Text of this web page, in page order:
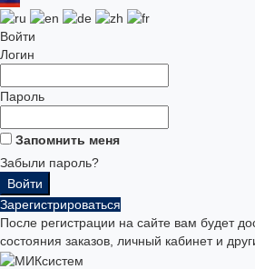
Войти
Логин
Пароль
Запомнить меня
Забыли пароль?
Зарегистрироваться
После регистрации на сайте вам будет
состояния заказов, личный кабинет и